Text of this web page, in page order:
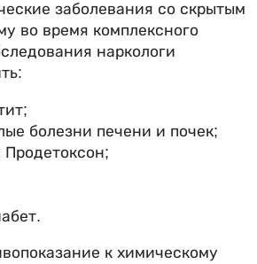
заболевания со скрытым
во время комплексного
наркологи
болезни печени и почек;
к химическому